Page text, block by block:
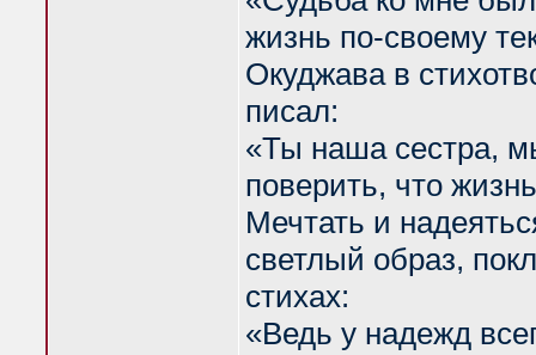
жизнь по-своему
Окуджава в
писал:
«Ты наша сестра,
поверить, что
Мечтать и
светлый образ,
стихах:
«Ведь у надежд